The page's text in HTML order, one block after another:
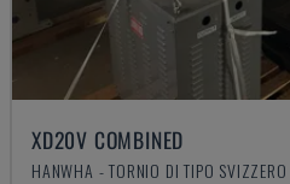
XD20V COMBINED
HANWHA - TORNIO DI TIPO SVIZZERO